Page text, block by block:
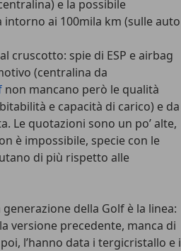
e la possibile
ai 100mila km (sulle auto
cruscotto: spie di ESP e airbag
(centralina da
non mancano però le qualità
e capacità di carico) e da
Le quotazioni sono un po’ alte,
è impossibile, specie con le
di più rispetto alle
della Golf è la linea:
versione precedente, manca di
l’hanno data i tergicristallo e i